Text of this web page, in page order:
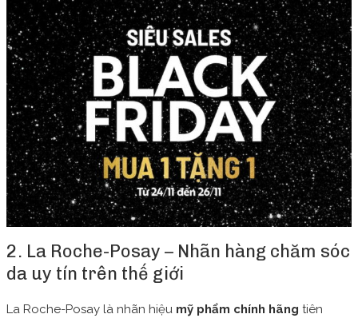
2. La Roche-Posay – Nhãn hàng chăm sóc
da uy tín trên thế giới
La Roche-Posay là nhãn hiệu mỹ phẩm chính hãng tiên